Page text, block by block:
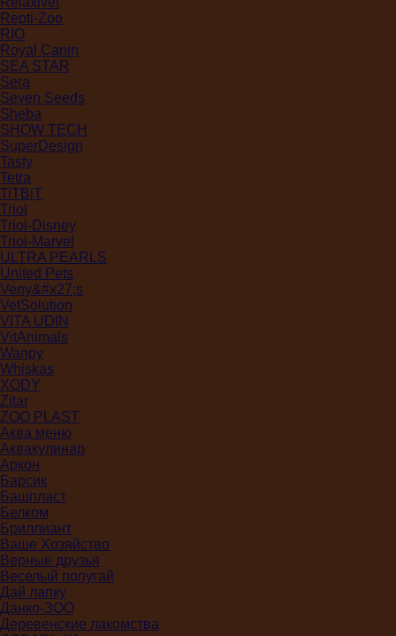
Repti-Zoo
RIO
Royal Canin
SEA STAR
Sera
Seven Seeds
Sheba
SHOW TECH
SuperDesign
Tasty
Tetra
TiTBiT
Triol
Triol-Disney
Triol-Marvel
ULTRA PEARLS
United Pets
Veny&#x27;s
VetSolution
VITA UDIN
VitAnimals
Wanpy
Whiskas
XODY
Zitar
ZOO PLAST
Аква меню
Аквакулинар
Аркон
Барсик
Башпласт
Белком
Бриллиант
Ваше Хозяйство
Верные друзья
Веселый попугай
Дай лапку
Данко-ЗОО
Деревенские лакомства